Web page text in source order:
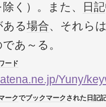
除く）。また、 日記
る場合、それら
あ～る。
ード
Yuny/
ークでブックマークされた 日記